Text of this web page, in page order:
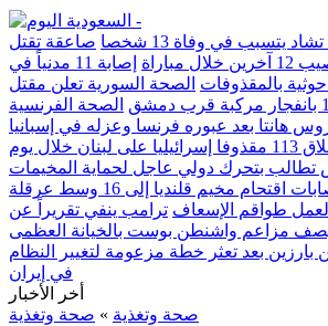
يتسبب في وفاة 13 شخصا
صاعقة تقتل
مباراة
إصابة 11 مدنياً في
بالمقذوفات الصحة السورية تعلن مقتل
الصحة الفرنسية
هانتا بعد عبوره فرنسا وعزله في إسبانيا
اليونيفيل ترصد إطلاق 113 مقذوفا إسرائيليا على لبنان خلال يوم
بتحرك دولي عاجل لحماية المخيمات
ارتفاع إصابات اقتحام مخيم قلنديا إلى 16 وسط عرقلة
لعمل طواقم الإسعاف ترامب ينفي تقريراً عن
مزاعم واشنطن بوست بالخيانة العظمى
بارزين بعد تعثر خطة مزعومة لتغيير النظام
في إيران
أخر الأخبار
صحة وتغذية » صحة وتغذية